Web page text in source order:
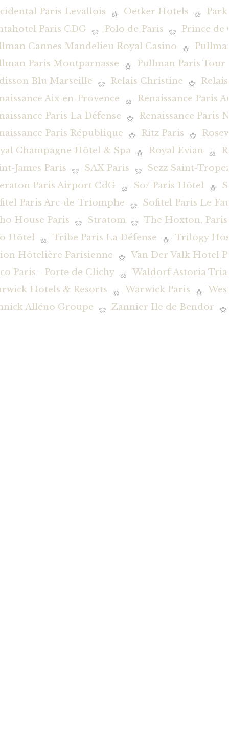
Paris Levallois Oetker Hotels
Paris CDG
Polo de Paris
Prince de
Cannes Mandelieu Royal Casino
Paris Montparnasse
Pullman Paris Tour
Blu Marseille
Relais Christine
Aix-en-Provence
Renaissance Paris
Paris La Défense
Renaissance Paris
Paris République
Ritz Paris
Champagne Hôtel & Spa
Royal Evian
James Paris
SAX Paris
Sezz Saint-
Paris Airport CdG
So/ Paris Hôtel
Paris Arc-de-Triomphe
Sofitel Paris Le
House Paris
Stratom
The Hoxton, Paris
Hôtel
Tribe Paris La Défense
Trilogy
Hôtelière Parisienne
Van Der Valk Hotel
Paris - Porte de Clichy
Waldorf Astoria
Hotels & Resorts
Warwick Paris
Alléno Groupe
Zannier Ile de Bendor